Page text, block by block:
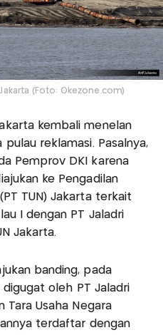
(Foto: Okezone.com)
kembali menelan
reklamasi. Pasalnya,
Pemprov DKI karena
ke Pengadilan
TUN) Jakarta terkait
I dengan PT Jaladri
Jakarta.
banding, pada
digugat oleh PT Jaladri
Tara Usaha Negara
terdaftar dengan